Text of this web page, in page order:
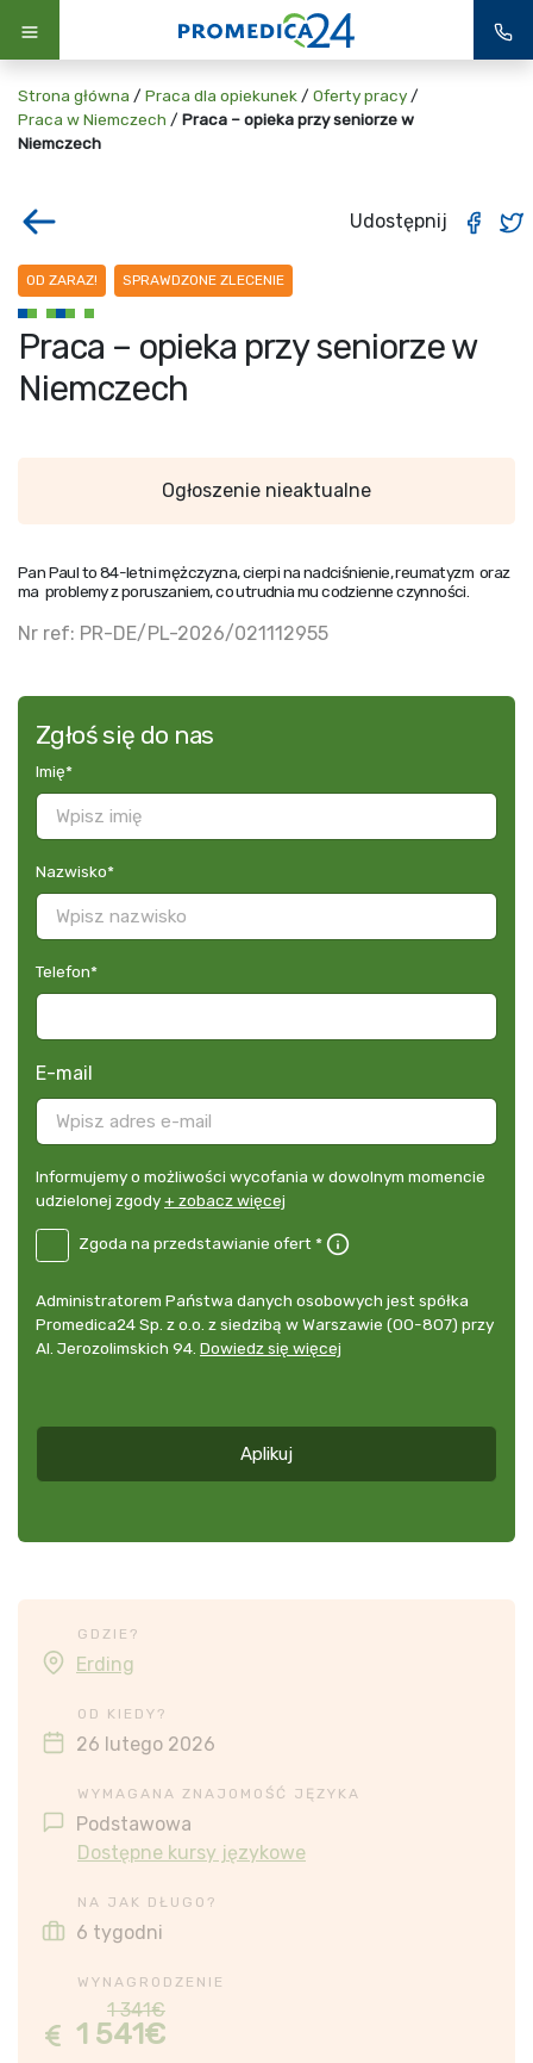
Strona główna / Praca dla opiekunek / Oferty pracy /
Praca w Niemczech / Praca – opieka przy seniorze w
Niemczech
Udostępnij
OD ZARAZ! SPRAWDZONE ZLECENIE
Praca – opieka przy seniorze w
Niemczech
Ogłoszenie nieaktualne
Pan Paul to 84-letni mężczyzna, cierpi na nadciśnienie, reumatyzm oraz
ma problemy z poruszaniem, co utrudnia mu codzienne czynności.
Nr ref: PR-DE/PL-2026/021112955
Zgłoś się do nas
Imię*
Nazwisko*
Telefon*
E-mail
Informujemy
o
wycofania
dowolnym
momencie
udzielonej
Informujemy o możliwości wycofania w dowolnym momencie
udzielonej zgody+ zobacz więcej
DE
przedstawianie
Zgoda na przedstawianie ofert *
Administrator
danych
osobowych
Administratorem Państwa danych osobowych jest spółka
Promedica24 Sp. z o.o. z siedzibą w Warszawie (00-807) przy
Al. Jerozolimskich 94. Dowiedz się więcej
Aplikuj
GDZIE?
Erding
OD KIEDY?
26 lutego 2026
WYMAGANA ZNAJOMOŚĆ JĘZYKA
Podstawowa
Dostępne kursy językowe
NA JAK DŁUGO?
6 tygodni
WYNAGRODZENIE
1 341€
1 541€